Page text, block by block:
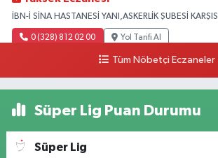
İBN-İ SİNA HASTANESİ YANI,ASKERLİK ŞUBESİ KARŞISI
0 (328) 812 02 00 Yol Tarifi Al
Tüm Nöbetçi Eczaneler
Süper Lig Puan Durumu
Süper Lig